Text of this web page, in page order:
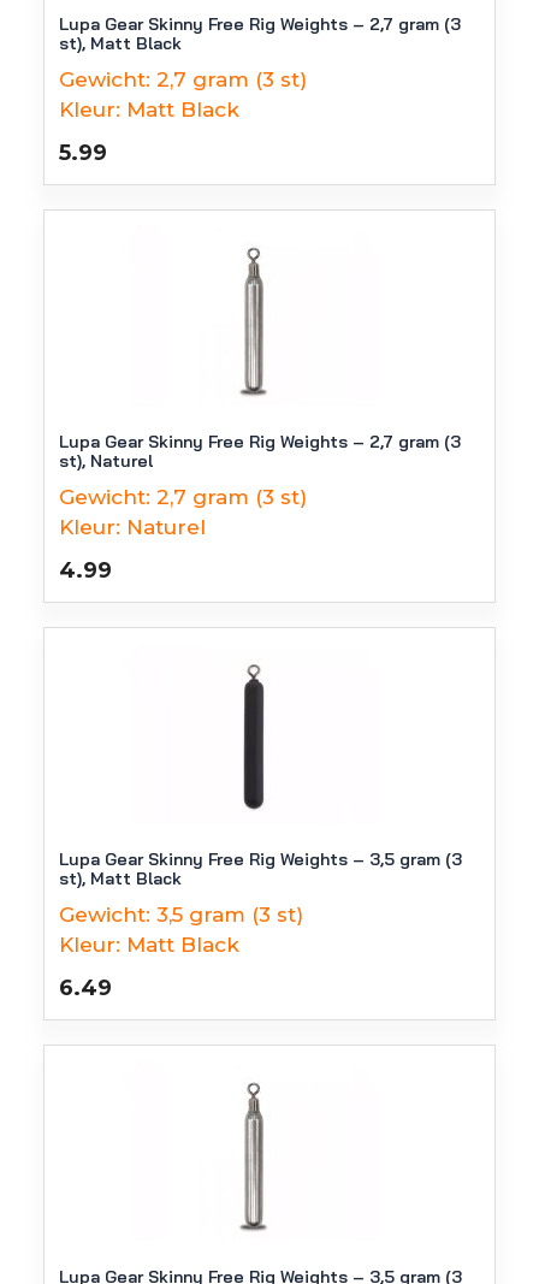
Lupa Gear Skinny Free Rig Weights – 2,7 gram (3
st), Matt Black
Gewicht: 2,7 gram (3 st)
Kleur: Matt Black
5.99
Lupa Gear Skinny Free Rig Weights – 2,7 gram (3
st), Naturel
Gewicht: 2,7 gram (3 st)
Kleur: Naturel
4.99
Lupa Gear Skinny Free Rig Weights – 3,5 gram (3
st), Matt Black
Gewicht: 3,5 gram (3 st)
Kleur: Matt Black
6.49
Lupa Gear Skinny Free Rig Weights – 3,5 gram (3